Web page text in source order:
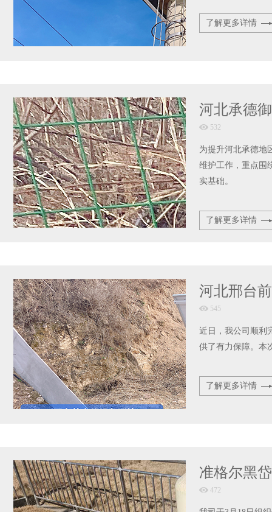
了解更多详情
河北承德
532
为提升河北承德地
维护工作，重点围
实基础。
了解更多详情
河北邢台
545
近日，我公司顺利
供了有力保障。本
了解更多详情
准格尔黑
472